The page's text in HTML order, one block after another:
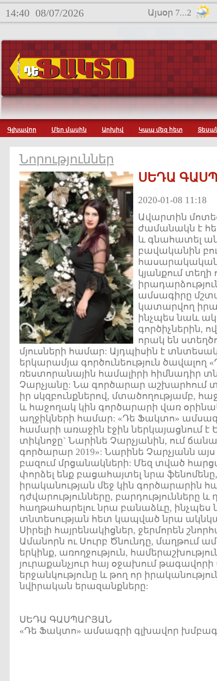
14:40 08/07/2026 Այսօր 7...2
Գլխավոր Մեր մասին Արխիվ Կապ մեզ հետ
Նորություններ
ՍԵԴԱ
2020-01-08 11:18
Ավարտին
ժամանակն է
և գնահատել
բավականին
կյանքում տեղի
ամսագիրը
կատարվող
ինչպես նաև
գործիչներին,
որակ են
մյուսների համար: Այդպիսին է
երկարամյա գործունեություն ծավալող
ռեստորանային համալիրի հիմնադիր
Չարչյանը: Նա գործարար աշխարհում
իր սկզբունքներով, մտածողությամբ,
և հաջողակ կին գործարարի վառ
աղջիկների համար: «Դե Ֆակտո»
համարի առաջին էջին ներկայացնում
տիկնոջը` Նարինե Չարչյանին, ում
գործարար 2019»: Նարինե Չարչյանն
բազում մրցանակների: Մեզ տված
փորձել ենք բացահայտել նրա
իրականության մեջ կին գործարարին
դժվարությունները, բարդությունները և
հաղթահարելու նրա բանաձևը, ինչպես
տնտեսության հետ կապված նրա
Սիրելի հայրենակիցներ, ջերմորեն
Ամանորն ու Սուրբ Ծնունդը, մաղթում
երկինք, առողջություն,
յուրաքանչյուր հայ օջախում թագավորի
երջանկությունը և թող որ
նվիրական երազանքները:
ՍԵԴԱ ԳԱՍՊԱՐՅԱՆ
«Դե Ֆակտո» ամսագրի գլխավոր